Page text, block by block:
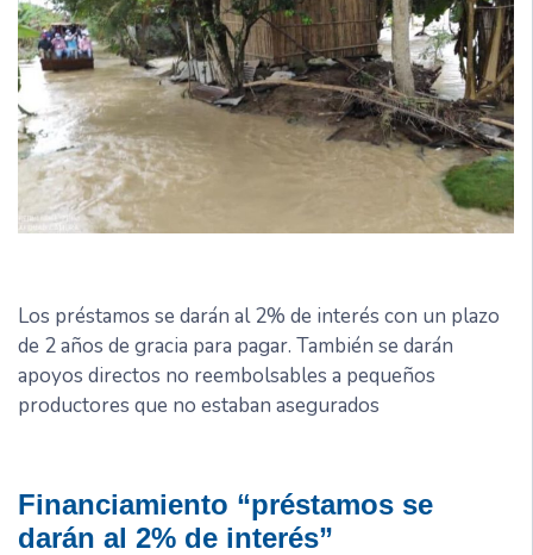
Los préstamos se darán al 2% de interés con un plazo
de 2 años de gracia para pagar. También se darán
apoyos directos no reembolsables a pequeños
productores que no estaban asegurados
Financiamiento “préstamos se
darán al 2% de interés”